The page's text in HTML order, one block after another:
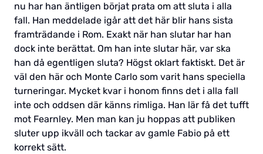
nu har han äntligen börjat prata om att sluta i alla
fall. Han meddelade igår att det här blir hans sista
framträdande i Rom. Exakt när han slutar har han
dock inte berättat. Om han inte slutar här, var ska
han då egentligen sluta? Högst oklart faktiskt. Det är
väl den här och Monte Carlo som varit hans speciella
turneringar. Mycket kvar i honom finns det i alla fall
inte och oddsen där känns rimliga. Han lär få det tufft
mot Fearnley. Men man kan ju hoppas att publiken
sluter upp ikväll och tackar av gamle Fabio på ett
korrekt sätt.